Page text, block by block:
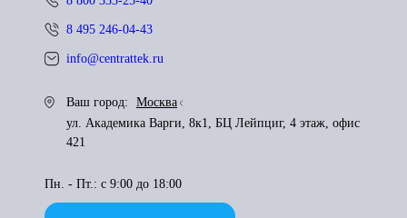
8 495 246-04-43
info@centrattek.ru
Ваш город:
Москва
ул. Академика Варги, 8к1, БЦ Лейпциг, 4 этаж, офис
421
Пн. - Пт.: с 9:00 до 18:00